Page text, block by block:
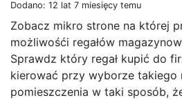
Dodano: 12 lat 7 miesięcy temu
Zobacz mikro strone na której
możliwośći regałów
Sprawdz który regał kupić do
kierować przy wyborze takiego
pomieszczenia w taki sposób,